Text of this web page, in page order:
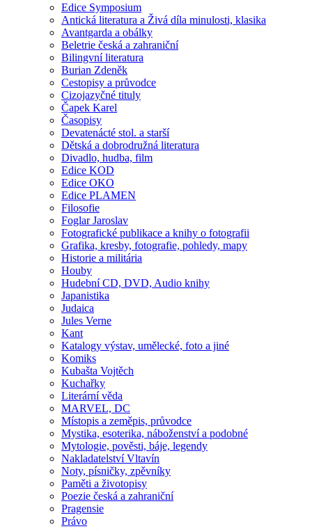
Edice Symposium
Antická literatura a Živá díla minulosti, klasika
Avantgarda a obálky
Beletrie česká a zahraniční
Bilingvní literatura
Burian Zdeněk
Cestopisy a průvodce
Cizojazyčné tituly
Čapek Karel
Časopisy
Devatenácté stol. a starší
Dětská a dobrodružná literatura
Divadlo, hudba, film
Edice KOD
Edice OKO
Edice PLAMEN
Filosofie
Foglar Jaroslav
Fotografické publikace a knihy o fotografii
Grafika, kresby, fotografie, pohledy, mapy
Historie a militária
Houby
Hudební CD, DVD, Audio knihy
Japanistika
Judaica
Jules Verne
Kant
Katalogy výstav, umělecké, foto a jiné
Komiks
Kubašta Vojtěch
Kuchařky
Literární věda
MARVEL, DC
Místopis a zeměpis, průvodce
Mystika, esoterika, náboženství a podobné
Mytologie, pověsti, báje, legendy
Nakladatelství Vltavín
Noty, písničky, zpěvníky
Paměti a životopisy
Poezie česká a zahraniční
Pragensie
Právo